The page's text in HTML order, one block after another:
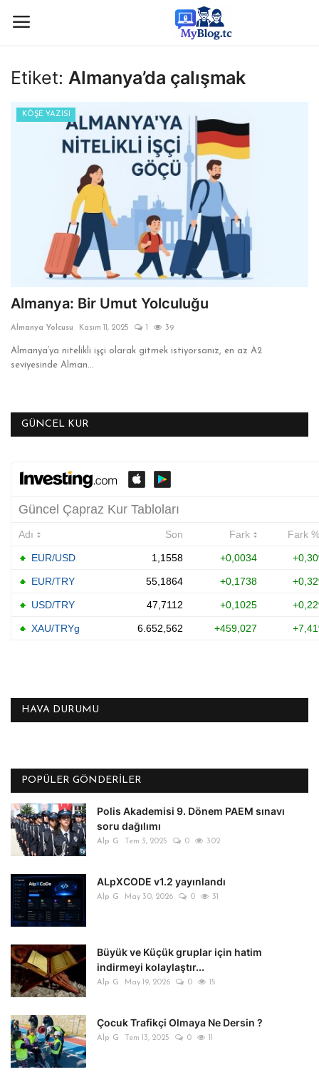
Giriş Kayıt
BİLİM & TEKNOLOJİ
KÖŞE YAZISI
GÜNDEM-HABER
KAMPÜS
ANKET VE TEST
VİDEO
Dil
Etiket: Almanya’da çalışmak
KÖŞE YAZISI
Almanya: Bir Umut Yolculuğu
Almanya Yolcusu Kasım 11, 2025 39
Almanya’ya nitelikli işçi olarak gitmek istiyorsanız, en az A2
seviyesinde Alman...
GÜNCEL KUR
HAVA DURUMU
POPÜLER GÖNDERILER
Polis Akademisi 9. Dönem PAEM sınavı
soru dağılımı
Alp G Tem 3, 2025 0 302
ALpXCODE v1.2 yayınlandı
Alp G May 30, 2026 0 31
Büyük ve Küçük gruplar için hatim
indirmeyi kolaylaştır...
Alp G May 19, 2026 0 15
Çocuk Trafikçi Olmaya Ne Dersin ?
Alp G Tem 13, 2025 0